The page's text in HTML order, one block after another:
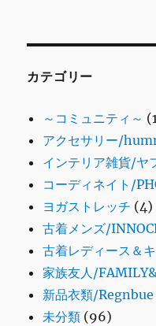
カテゴリー
～コミュニティ～
アクセサリー/
インテリア雑貨/ヤ
コーディネイト/
ヨガストレッチ (4)
古着メンズ/
古着レディース＆
家族友人/
新品衣類/Regnbue
未分類 (96)